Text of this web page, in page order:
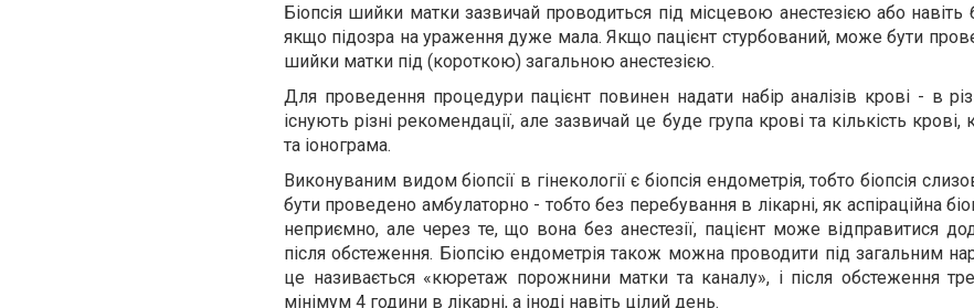
Біопсія шийки матки зазвичай проводиться під місцевою анестезією або навіть
якщо підозра на ураження дуже мала. Якщо пацієнт стурбований, може бути
шийки матки під (короткою) загальною анестезією.
Для проведення процедури пацієнт повинен надати набір аналізів крові - в
існують різні рекомендації, але зазвичай це буде група крові та кількість крові,
та іонограма.
Виконуваним видом біопсії в гінекології є біопсія ендометрія, тобто біопсія
бути проведено амбулаторно - тобто без перебування в лікарні, як аспіраційна
неприємно, але через те, що вона без анестезії, пацієнт може відправитися
після обстеження. Біопсію ендометрія також можна проводити під загальним
це називається «кюретаж порожнини матки та каналу», і після обстеження
мінімум 4 години в лікарні, а іноді навіть цілий день.